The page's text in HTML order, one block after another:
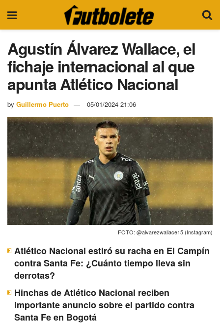
Agustín Álvarez Wallace, el
fichaje internacional al que
apunta Atlético Nacional
by Guillermo Puerto 05/01/2024 21:06
FOTO: @alvarezwallace15 (Instagram)
Atlético Nacional estiró su racha en El Campín
contra Santa Fe: ¿Cuánto tiempo lleva sin
derrotas?
Hinchas de Atlético Nacional reciben
importante anuncio sobre el partido contra
Santa Fe en Bogotá